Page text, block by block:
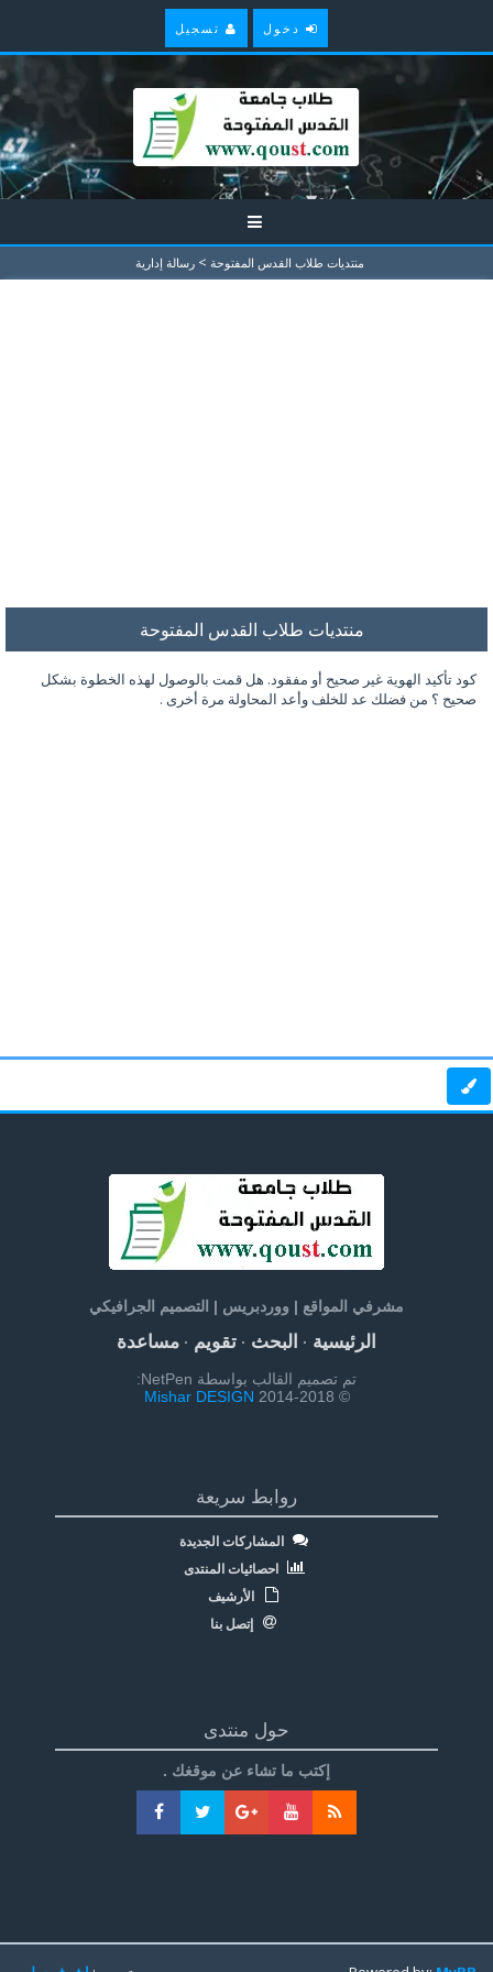
دخول تسجيل
منتديات طلاب القدس المفتوحة > رسالة إدارية
منتديات طلاب القدس المفتوحة
كود تأكيد الهوية غير صحيح أو مفقود. هل قمت بالوصول لهذه الخطوة بشكل
صحيح ؟ من فضلك عد للخلف وأعد المحاولة مرة أخرى .
مشرفي المواقع | ووردبريس | التصميم الجرافيكي
الرئيسية· البحث· تقويم· مساعدة
تم تصميم القالب بواسطة NetPen:
© 2014-2018
Mishar DESIGN
روابط سريعة
المشاركات الجديدة
احصائيات المنتدى
الأرشيف
إتصل بنا
حول منتدى
إكتب ما تشاء عن موقغك .